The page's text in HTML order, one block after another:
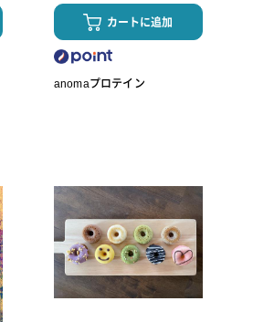
カートに追加
anomaプロテイン